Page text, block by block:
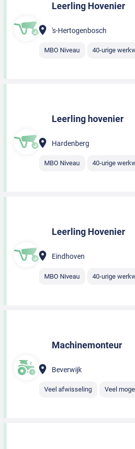
Leerling Hovenier
's-Hertogenbosch
MBO Niveau 40-urige
Leerling hovenier
Hardenberg
MBO Niveau 40-urige
Leerling Hovenier
Eindhoven
MBO Niveau 40-urige
Machinemonteur
Beverwijk
Veel afwisseling Veel